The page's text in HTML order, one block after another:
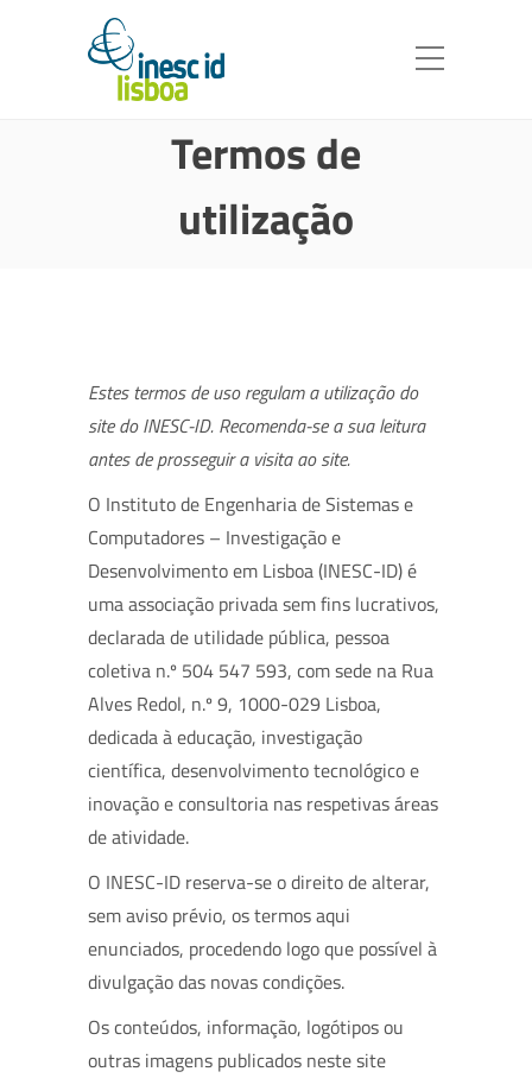
Termos de
utilização
Estes termos de uso regulam a utilização do
site do INESC-ID. Recomenda-se a sua leitura
antes de prosseguir a visita ao site.
O Instituto de Engenharia de Sistemas e
Computadores – Investigação e
Desenvolvimento em Lisboa (INESC-ID) é
uma associação privada sem fins lucrativos,
declarada de utilidade pública, pessoa
coletiva n.º 504 547 593, com sede na Rua
Alves Redol, n.º 9, 1000-029 Lisboa,
dedicada à educação, investigação
científica, desenvolvimento tecnológico e
inovação e consultoria nas respetivas áreas
de atividade.
O INESC-ID reserva-se o direito de alterar,
sem aviso prévio, os termos aqui
enunciados, procedendo logo que possível à
divulgação das novas condições.
Os conteúdos, informação, logótipos ou
outras imagens publicados neste site